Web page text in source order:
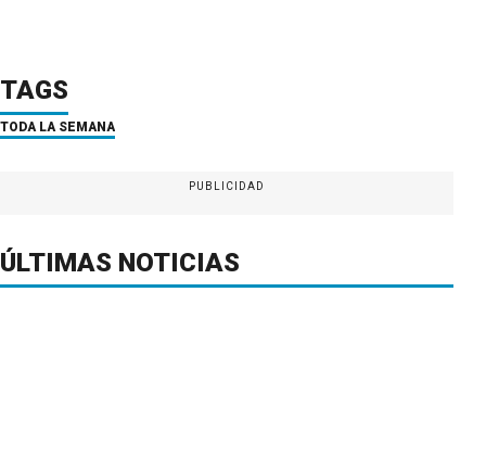
TAGS
TODA LA SEMANA
PUBLICIDAD
ÚLTIMAS NOTICIAS